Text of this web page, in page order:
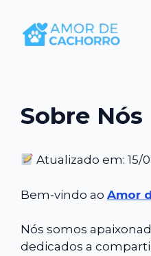
Sobre Nós
Atualizado em: 15/
Bem-vindo ao Amor
Nós somos
dedicados a